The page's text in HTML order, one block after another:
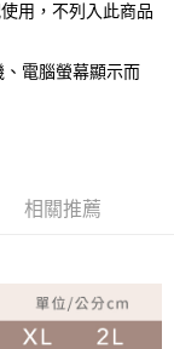
用，不列入此商品
電腦螢幕顯示而
相關推薦